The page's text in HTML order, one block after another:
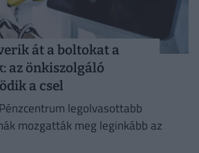
át a boltokat a
az önkiszolgáló
a csel
legolvasottabb
mozgatták meg leginkább az